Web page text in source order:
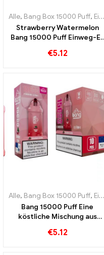
Alle, Bang Box 15000 Puff, Einweg-E-Zigaretten Schweden
Strawberry Watermelon
Bang 15000 Puff Einweg-E-
Kombination aus Erdbeere
€5.12
Alle, Bang Box 15000 Puff, Einweg-E-Zigaretten Schweden
Bang 15000 Puff Eine
köstliche Mischung aus
saftiger Litschi
€5.12